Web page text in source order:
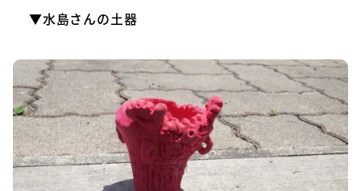
▼水島さんの土器